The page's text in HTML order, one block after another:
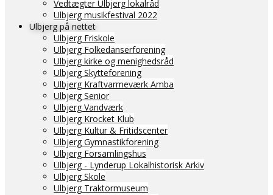
Vedtægter Ulbjerg lokalråd
Ulbjerg musikfestival 2022
Ulbjerg på nettet
Ulbjerg Friskole
Ulbjerg Folkedanserforening
Ulbjerg kirke og menighedsråd
Ulbjerg Skytteforening
Ulbjerg Kraftvarmeværk Amba
Ulbjerg Senior
Ulbjerg Vandværk
Ulbjerg Krocket Klub
Ulbjerg Kultur & Fritidscenter
Ulbjerg Gymnastikforening
Ulbjerg Forsamlingshus
Ulbjerg - Lynderup Lokalhistorisk Arkiv
Ulbjerg Skole
Ulbjerg Traktormuseum